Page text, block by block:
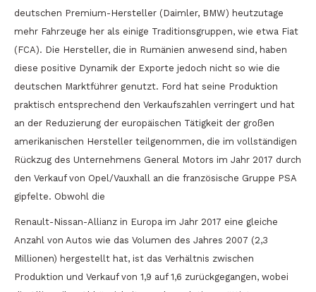
deutschen Premium-Hersteller (Daimler, BMW) heutzutage
mehr Fahrzeuge her als einige Traditionsgruppen, wie etwa Fiat
(FCA). Die Hersteller, die in Rumänien anwesend sind, haben
diese positive Dynamik der Exporte jedoch nicht so wie die
deutschen Marktführer genutzt. Ford hat seine Produktion
praktisch entsprechend den Verkaufszahlen verringert und hat
an der Reduzierung der europäischen Tätigkeit der großen
amerikanischen Hersteller teilgenommen, die im vollständigen
Rückzug des Unternehmens General Motors im Jahr 2017 durch
den Verkauf von Opel/Vauxhall an die französische Gruppe PSA
gipfelte. Obwohl die
Renault-Nissan-Allianz in Europa im Jahr 2017 eine gleiche
Anzahl von Autos wie das Volumen des Jahres 2007 (2,3
Millionen) hergestellt hat, ist das Verhältnis zwischen
Produktion und Verkauf von 1,9 auf 1,6 zurückgegangen, wobei